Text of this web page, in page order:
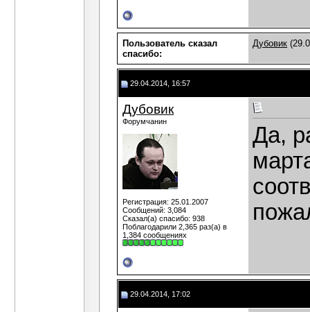
Пользователь сказал
cпасибо:
Дубовик
29.04.2014, 16:57
Дубовик
Форумчанин
Регистрация: 25.01.2007
Сообщений: 3,084
Сказал(а) спасибо: 938
Поблагодарили 2,365 раз(а) в
1,384 сообщениях
Да,
29.04.2014, 17:02